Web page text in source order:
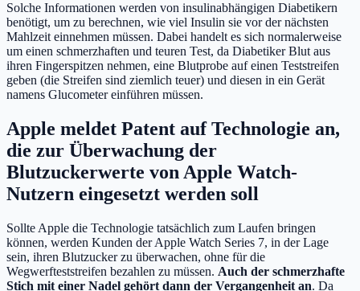
Solche Informationen werden von insulinabhängigen Diabetikern
benötigt, um zu berechnen, wie viel Insulin sie vor der nächsten
Mahlzeit einnehmen müssen. Dabei handelt es sich normalerweise
um einen schmerzhaften und teuren Test, da Diabetiker Blut aus
ihren Fingerspitzen nehmen, eine Blutprobe auf einen Teststreifen
geben (die Streifen sind ziemlich teuer) und diesen in ein Gerät
namens Glucometer einführen müssen.
Apple meldet Patent auf Technologie an,
die zur Überwachung der
Blutzuckerwerte von Apple Watch-
Nutzern eingesetzt werden soll
Sollte Apple die Technologie tatsächlich zum Laufen bringen
können, werden Kunden der Apple Watch Series 7, in der Lage
sein, ihren Blutzucker zu überwachen, ohne für die
Wegwerfteststreifen bezahlen zu müssen. Auch der schmerzhafte
Stich mit einer Nadel gehört dann der Vergangenheit an. Da